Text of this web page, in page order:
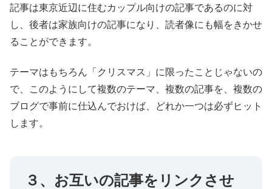
記事は東京近辺に住むカップル向けの記事であるのに対
し、後者は家族向けの記事になり、読者像にも幅をきかせ
ることができます。
テーマはもちろん「クリスマス」に限ったことじゃないの
で、このようにして複数のテーマ、複数の記事を、複数の
ブログで事前に仕込んでおけば、どれか一つは必ずヒット
します。
３、お互いの記事をリンクさせ